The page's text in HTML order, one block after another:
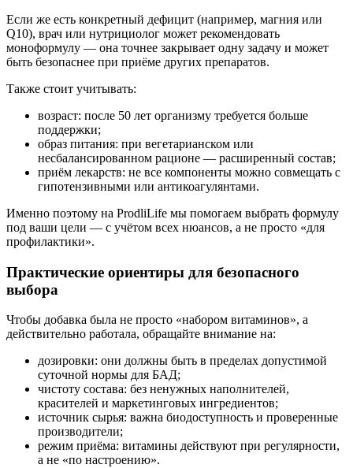
Если же есть конкретный дефицит (например, магния или
Q10), врач или нутрициолог может рекомендовать
моноформулу — она точнее закрывает одну задачу и может
быть безопаснее при приёме других препаратов.
Также стоит учитывать:
возраст: после 50 лет организму требуется больше
поддержки;
образ питания: при вегетарианском или
несбалансированном рационе — расширенный состав;
приём лекарств: не все компоненты можно совмещать с
гипотензивными или антикоагулянтами.
Именно поэтому на ProdliLife мы помогаем выбрать формулу
под ваши цели — с учётом всех нюансов, а не просто «для
профилактики».
Практические ориентиры для безопасного
выбора
Чтобы добавка была не просто «набором витаминов», а
действительно работала, обращайте внимание на:
дозировки: они должны быть в пределах допустимой
суточной нормы для БАД;
чистоту состава: без ненужных наполнителей,
красителей и маркетинговых ингредиентов;
источник сырья: важна биодоступность и проверенные
производители;
режим приёма: витамины действуют при регулярности,
а не «по настроению».